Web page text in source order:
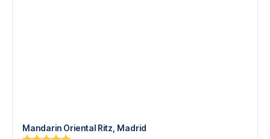
Mandarin Oriental Ritz, Madrid